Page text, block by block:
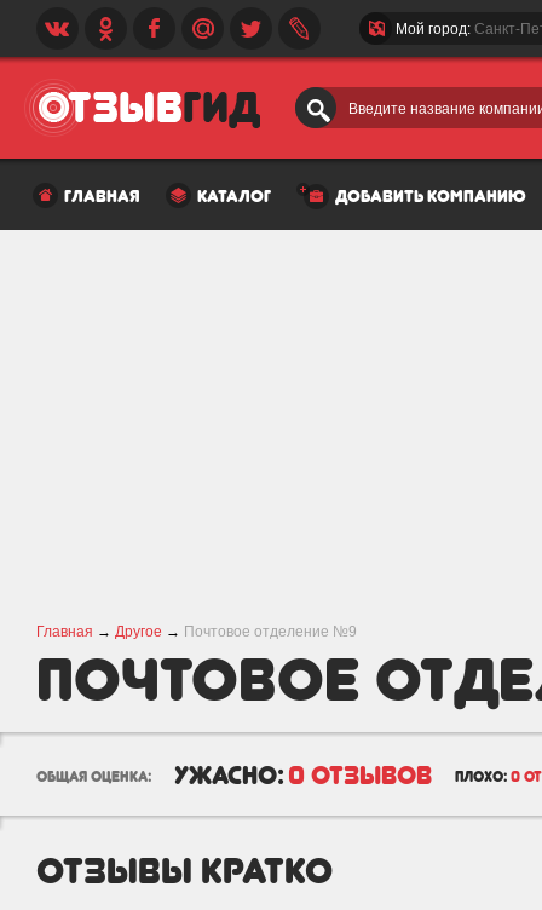
Введите название
Мой город: Санкт-
главная каталог добавить компанию
Главная → Другое → Почтовое отделение №9
Почтовое
№9
общая оценка: ужасно: 0 отзывов плохо: 0
отзывы кратко